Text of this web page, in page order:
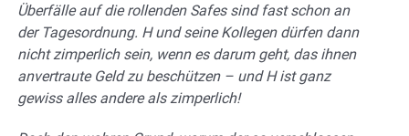
Überfälle auf die rollenden Safes sind fast schon an
der Tagesordnung. H und seine Kollegen dürfen dann
nicht zimperlich sein, wenn es darum geht, das ihnen
anvertraute Geld zu beschützen – und H ist ganz
gewiss alles andere als zimperlich!